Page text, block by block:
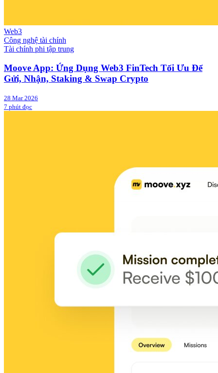
Web3
Công nghệ tài chính
Tài chính phi tập trung
Moove App: Ứng Dụng Web3 FinTech Tối Ưu Để
Gửi, Nhận, Staking & Swap Crypto
28 Mar 2026
7 phút đọc